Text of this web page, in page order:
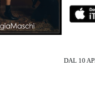
DAL 10